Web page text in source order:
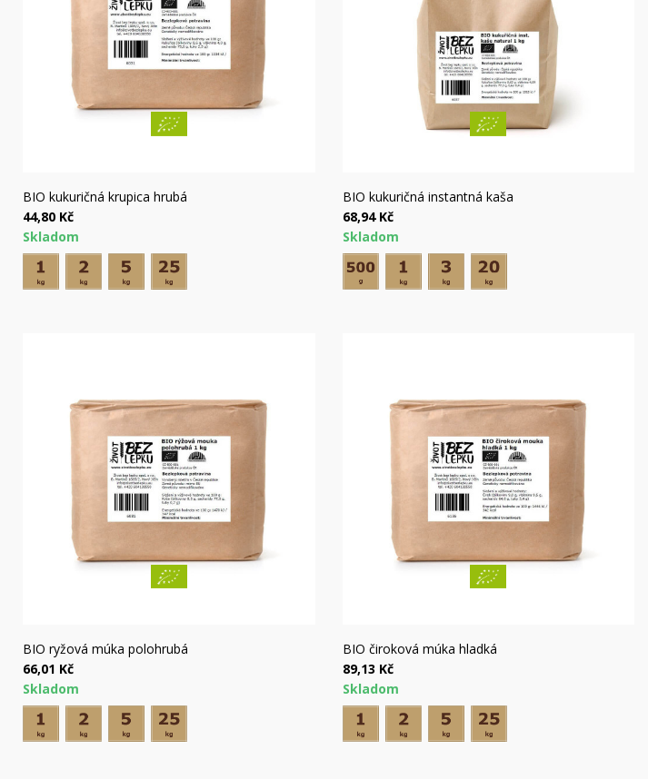
Rýchly náhľad
BIO kukuričná krupica hrubá
44,80 Kč
Skladom
Rýchly náhľad
BIO kukuričná instantná kaša
68,94 Kč
Skladom
Rýchly náhľad
BIO ryžová múka polohrubá
66,01 Kč
Skladom
Rýchly náhľad
BIO čiroková múka hladká
89,13 Kč
Skladom
((modalDeleteText))
Zrušiť Prihlásiť sa